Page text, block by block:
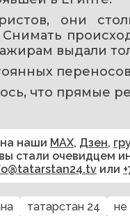
они
выдали
переносов
что прямые
наши MAX, Дзен,
стали очевидцем
или
татарстан 24 не